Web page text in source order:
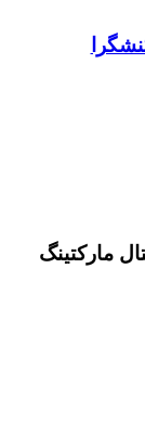
مارکتینگ